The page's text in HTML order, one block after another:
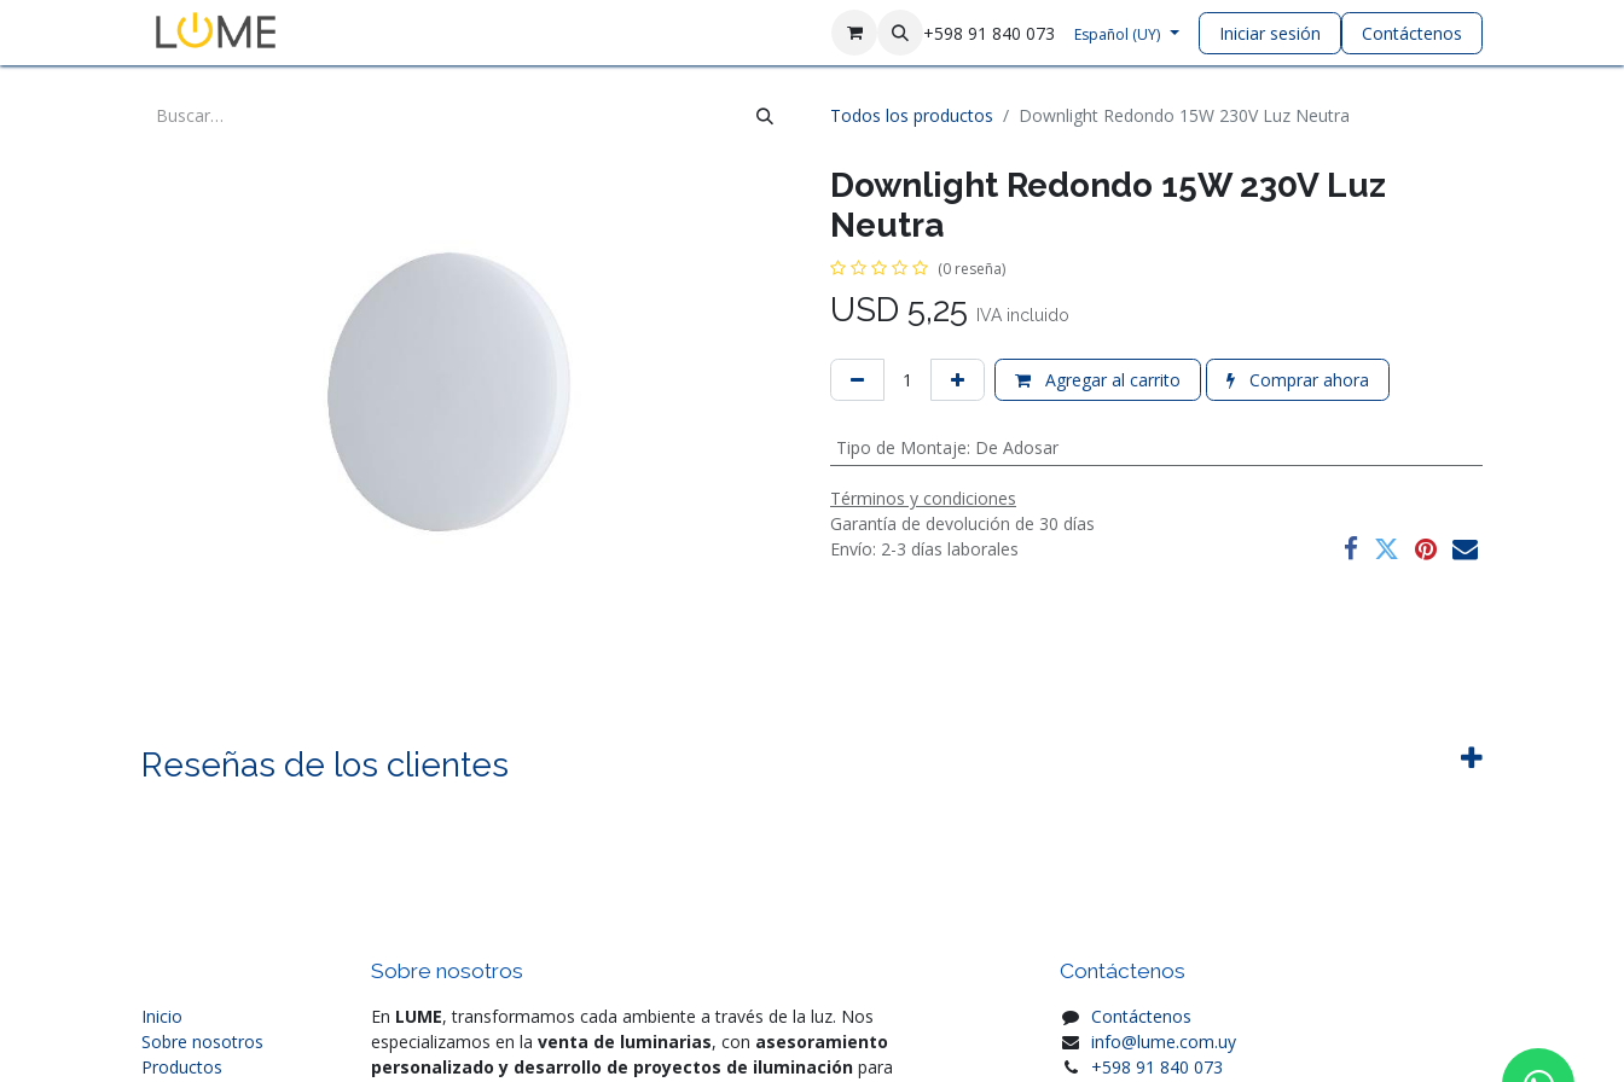
+598 91 840 073 Español (UY) Iniciar sesión Contáctenos
Todos los productos Downlight Redondo 15W 230V Luz Neutra
Downlight Redondo 15W 230V Luz
Neutra
(0 reseña)
USD 5,25 IVA incluido
Agregar al carrito Comprar ahora
Tipo de Montaje: De Adosar
Términos y condiciones
Garantía de devolución de 30 días
Envío: 2-3 días laborales
Reseñas de los clientes
Inicio
Sobre nosotros
Productos
Sobre nosotros
En LUME, transformamos cada ambiente a través de la luz. Nos
especializamos en la venta de luminarias, con asesoramiento
personalizado y desarrollo de proyectos de iluminación para
Contáctenos
Contáctenos
info@lume.com.uy
+598 91 840 073